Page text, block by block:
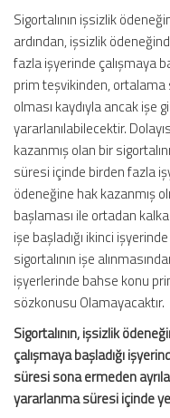
Sigortalının işsizlik
ardından, işsizlik
fazla işyerinde çalışmaya
prim teşvikinden, ortalama
olması kaydıyla ancak işe
yararlanılabilecektir.
kazanmış olan bir
süresi içinde birden fazla
ödeneğine hak kazanmış
başlaması ile ortadan
işe başladığı ikinci
sigortalının işe
işyerlerinde bahse konu
sözkonusu Olamayacaktır.
Sigortalının, işsizlik
çalışmaya başladığı
süresi sona ermeden
yararlanma süresi içinde